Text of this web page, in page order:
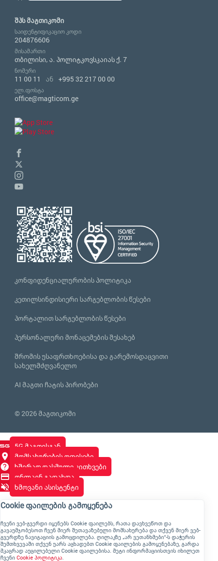
შპს მაგთიკომი
საიდენტიფიკაციო კოდი
204876606
მისამართი
თბილისი, ა. პოლიტკოვსკაიას ქ. 7
ნომერი
11 00 11 ან +995 32 217 00 00
ელ.ფოსტა
office@magticom.ge
კონფიდენციალურობის პოლიტიკა
კეთილსინდისიერი სარგებლობის წესები
პორტალით სარგებლობის წესები
პერსონალური მონაცემების შესახებ
შრომის უსაფრთხოებისა და გარემოსდაცვითი
სახელმძღვანელო
AI მაგთი ჩატის პირობები
© 2026 მაგთიკომი
5G მაგთისგან
მომსახურების ოფისები
ხშირად დასმული კითხვები
ონლაინ გადახდა
ხმოვანი ასისტენტი
Cookie ფაილების გამოყენება
ჩვენი ვებ-გვერდი იყენებს Cookie ფაილებს, რათა დავხვეწოთ და
გავაუმჯობესოთ ჩვენ მიერ შეთავაზებული მომსახურება და თქვენ მიერ ვებ-
გვერდზე ნავიგაციის გამოცდილება. ღილაკზე „არ ვეთანხმები“-ს დაჭერის
შემთხვევაში თქვენ უარს აცხადებთ Cookie ფაილების გამოყენებაზე, გარდა
მკაცრად აუცილებელი Cookie ფაილებისა. მეტი ინფორმაციისთვის იხილეთ
ჩვენი Cookie პოლიტიკა.